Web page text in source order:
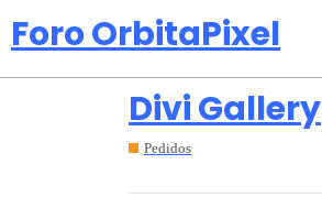
Foro OrbitaPixel
Divi Gallery
Pedidos